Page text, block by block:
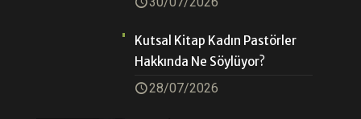
Kutsal Kitap Kadın Pastörler
Hakkında Ne Söylüyor?
28/07/2026